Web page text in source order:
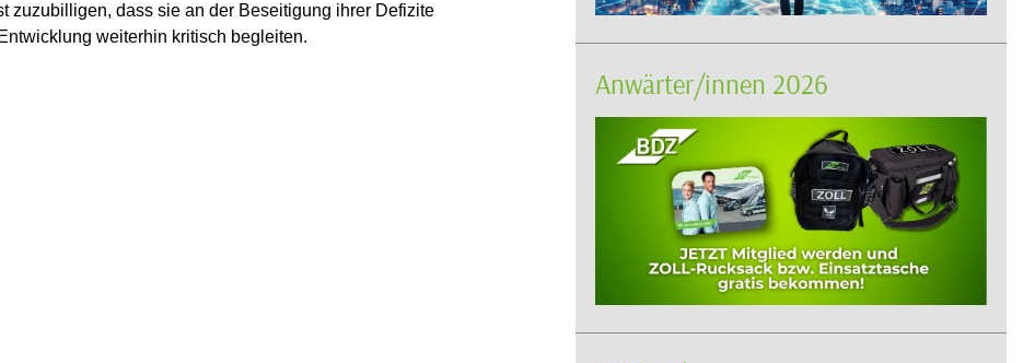
zuzubilligen, dass sie an der Beseitigung ihrer Defizite
weiterhin kritisch begleiten.
Anwärter/innen 2026